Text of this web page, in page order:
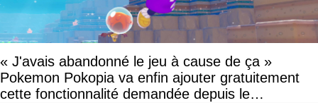
« J'avais abandonné le jeu à cause de ça »
Pokemon Pokopia va enfin ajouter gratuitement
cette fonctionnalité demandée depuis le